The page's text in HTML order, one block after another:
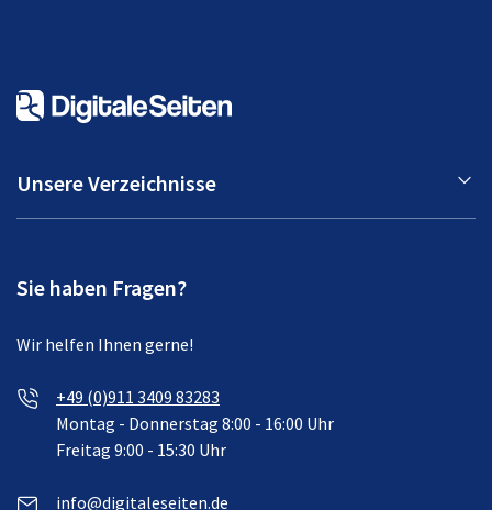
Unsere Verzeichnisse
Sie haben Fragen?
Wir helfen Ihnen gerne!
+49 (0)911 3409 83283
Montag - Donnerstag 8:00 - 16:00 Uhr
Freitag 9:00 - 15:30 Uhr
info@digitaleseiten.de